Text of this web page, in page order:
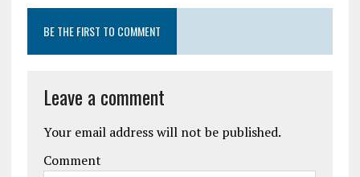
BE THE FIRST TO COMMENT
Leave a comment
Your email address will not be published.
Comment